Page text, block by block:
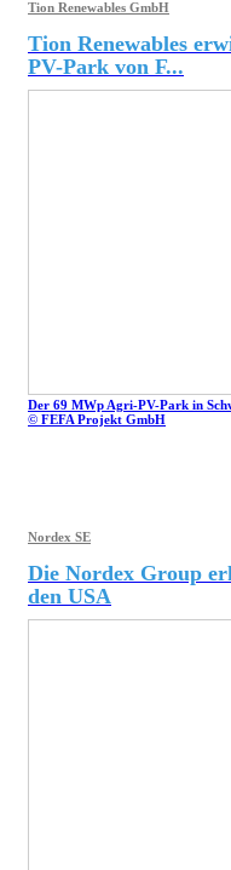
Tion Renewables GmbH
Tion Renewables
PV-Park von F...
Der 69 MWp Agri-PV-Park in
© FEFA Projekt GmbH
Nordex SE
Die Nordex Group
den USA